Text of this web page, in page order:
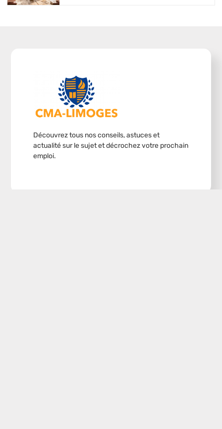
Découvrez tous nos conseils, astuces et
actualité sur le sujet et décrochez votre prochain
emploi.